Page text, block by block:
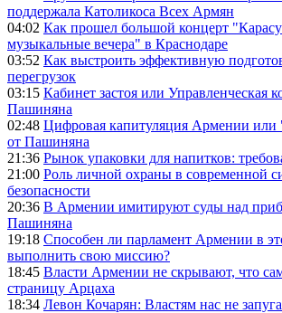
поддержала Католикоса Всех Армян
04:02 Как прошел большой концерт
музыкальные вечера" в Краснодаре
03:52 Как выстроить эффективную
перегрузок
03:15 Кабинет застоя или Управленческая
Пашиняна
02:48 Цифровая капитуляция Армении или
от Пашиняна
21:36 Рынок упаковки для напитков:
21:00 Роль личной охраны в современной
безопасности
20:36 В Армении имитируют суды над
Пашиняна
19:18 Способен ли парламент Армении в
выполнить свою миссию?
18:45 Власти Армении не скрывают, что
страницу Арцаха
18:34 Левон Кочарян: Властям нас не